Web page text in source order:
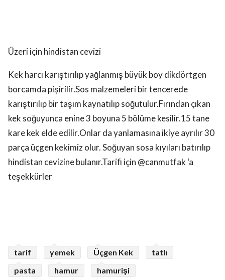
Üzeri için hindistan cevizi
Kek harcı karıştırılıp yağlanmış büyük boy dikdörtgen
borcamda pişirilir.Sos malzemeleri bir tencerede
karıştırılıp bir taşım kaynatılıp soğutulur.Fırından çıkan
kek soğuyunca enine 3 boyuna 5 bölüme kesilir.15 tane
kare kek elde edilir.Onlar da yanlamasına ikiye ayrılır 30
parça üçgen kekimiz olur. Soğuyan sosa kıyıları batırılıp
hindistan cevizine bulanır.Tarifi için @canmutfak ‘a
teşekkürler
tarif yemek Üçgen Kek
tatlı
pasta
hamur hamurişi